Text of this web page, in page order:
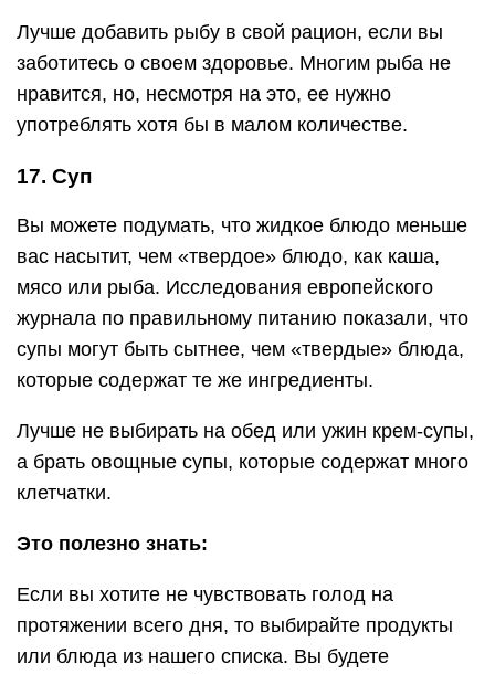
Лучше добавить рыбу в свой рацион, если вы
заботитесь о своем здоровье. Многим рыба не
нравится, но, несмотря на это, ее нужно
употреблять хотя бы в малом количестве.
17. Суп
Вы можете подумать, что жидкое блюдо меньше
вас насытит, чем «твердое» блюдо, как каша,
мясо или рыба. Исследования европейского
журнала по правильному питанию показали, что
супы могут быть сытнее, чем «твердые» блюда,
которые содержат те же ингредиенты.
Лучше не выбирать на обед или ужин крем-супы,
а брать овощные супы, которые содержат много
клетчатки.
Это полезно знать:
Если вы хотите не чувствовать голод на
протяжении всего дня, то выбирайте продукты
или блюда из нашего списка. Вы будете